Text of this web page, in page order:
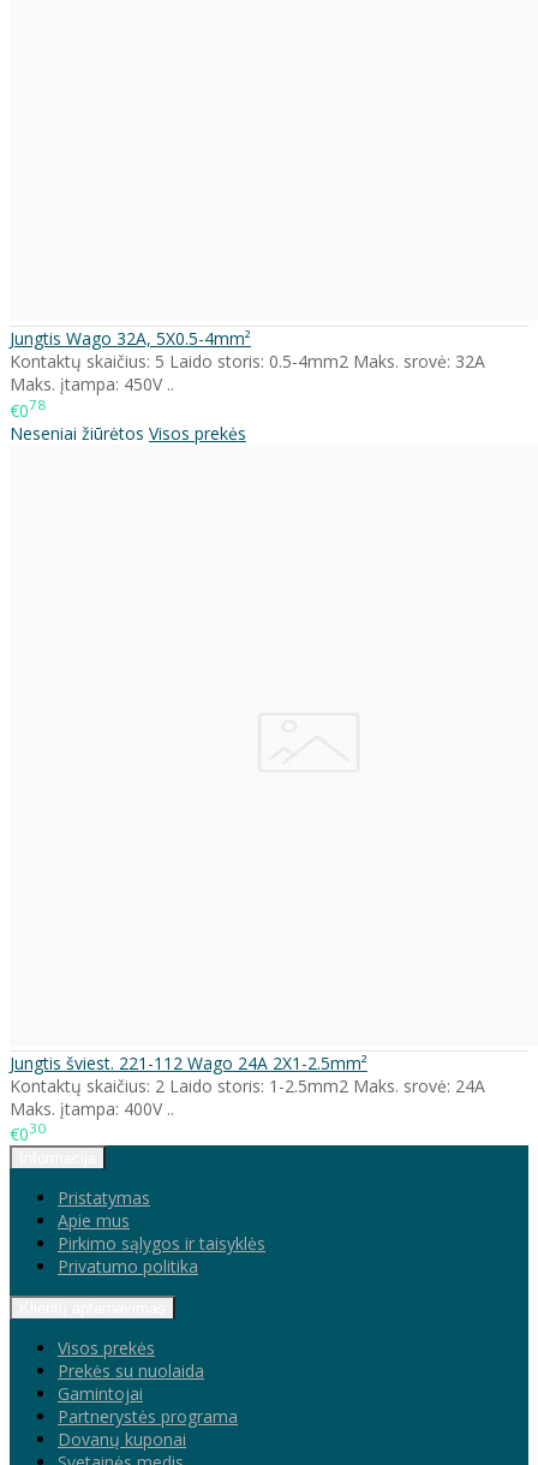
Jungtis Wago 32A, 5X0.5-4mm²
Kontaktų skaičius: 5 Laido storis: 0.5-4mm2 Maks. srovė: 32A
Maks. įtampa: 450V ..
€078
Neseniai žiūrėtos Visos prekės
Jungtis šviest. 221-112 Wago 24A 2X1-2.5mm²
Kontaktų skaičius: 2 Laido storis: 1-2.5mm2 Maks. srovė: 24A
Maks. įtampa: 400V ..
€030
Pristatymas
Apie mus
Pirkimo sąlygos ir taisyklės
Privatumo politika
Visos prekės
Prekės su nuolaida
Gamintojai
Partnerystės programa
Dovanų kuponai